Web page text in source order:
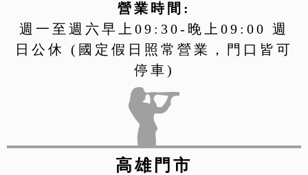
營業時間:
週一至週六早上09:30-晚上09:00 週
日公休 (國定假日照常營業，門口皆可
停車)
高雄門市